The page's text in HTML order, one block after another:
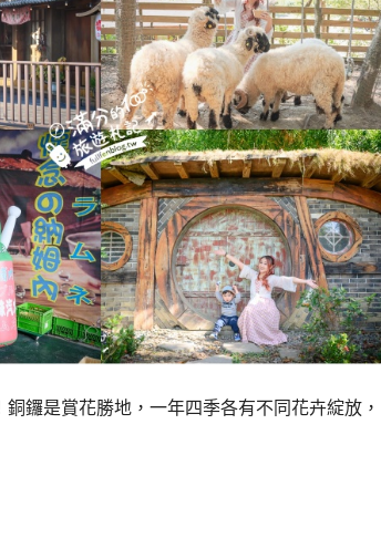
鑼是賞花勝地，一年四季各有不同花卉綻放，